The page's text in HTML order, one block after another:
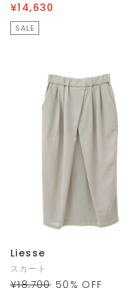
¥14,630
SALE
Liesse
スカート
¥18,700 50 % OFF